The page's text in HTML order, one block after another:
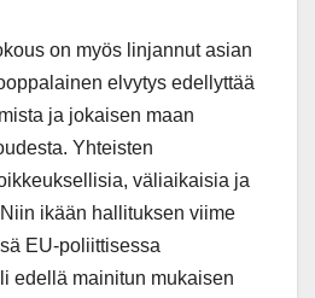
on myös linjannut asian
elvytys edellyttää
ja jokaisen maan
Yhteisten
väliaikaisia ja
ikään hallituksen viime
EU-poliittisessa
edellä mainitun mukaisen